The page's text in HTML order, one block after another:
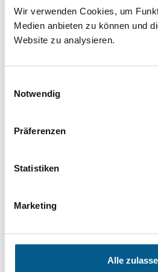
Wir verwenden Cookies, um
Medien anbieten zu können und
Website zu analysieren.
Notwendig
Präferenzen
Statistiken
Marketing
Alle
Stiftungsdatenbank
Suche bitte die Groß- und
Bitte Suchbegriff eingeben.
Kategorien verfeinert
Aktive Filter:
Themen: Wohltätige Zwecke
Themen: Denkmalschutz